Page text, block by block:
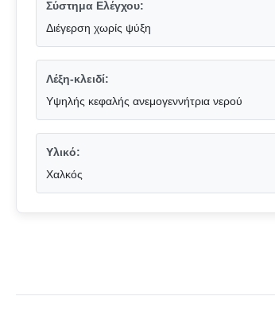
Σύστημα Ελέγχου:
Διέγερση χωρίς ψύξη
Λέξη-κλειδί:
Υψηλής κεφαλής ανεμογεννήτρια νερού
Υλικό:
Χαλκός